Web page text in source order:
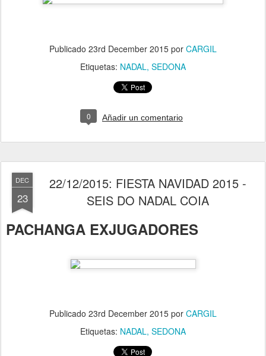
Publicado 23rd December 2015 por CARGIL
Etiquetas: NADAL SEDONA
0 Añadir un comentario
DEC
23
22/12/2015: FIESTA NAVIDAD 2015 -
SEIS DO NADAL COIA
PACHANGA EXJUGADORES
Publicado 23rd December 2015 por CARGIL
Etiquetas: NADAL SEDONA